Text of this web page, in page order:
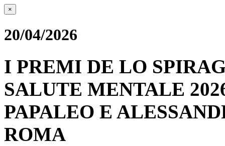
×
20/04/2026
I PREMI DE LO
SALUTE MENTALE
PAPALEO E
ROMA